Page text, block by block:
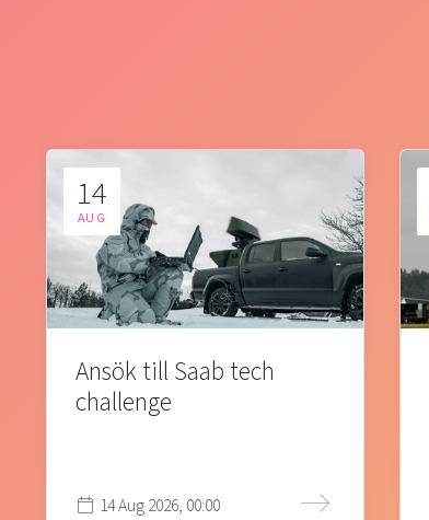
14
AUG
Ansök till Saab tech
challenge
14 Aug 2026, 00:00